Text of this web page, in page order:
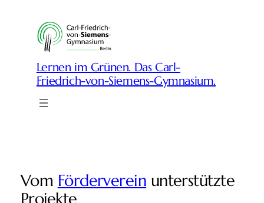
springen
Lernen im Grünen. Das Carl-
Friedrich-von-Siemens-Gymnasium.
Vom Förderverein unterstützte
Projekte